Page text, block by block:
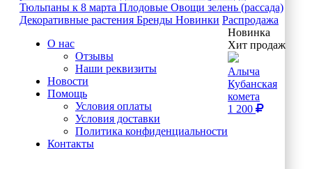
Тюльпаны к 8 марта Плодовые Овощи зелень (рассада)
Декоративные растения Бренды Новинки Распродажа
О нас
Отзывы
Наши реквизиты
Новости
Помощь
Условия оплаты
Условия доставки
Политика конфиденциальности
Контакты
Новинка
Хит продаж
Алыча
Кубанская
комета
1 200